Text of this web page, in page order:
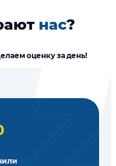
нас?
оценку за день!